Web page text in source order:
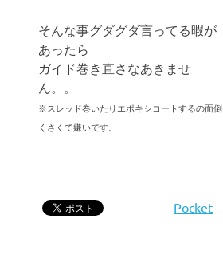
そんな事グダグダ言ってる暇が
あったら
ガイド巻き直さなあきませ
ん。。
※スレッド巻いたりエポキシコートするの面倒
くさくて嫌いです。
Pocket